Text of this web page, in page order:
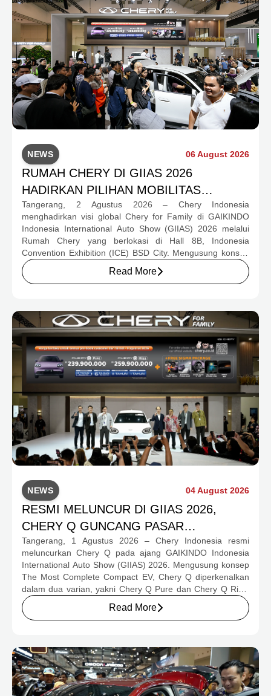
NEWS 06 August 2026
RUMAH CHERY DI GIIAS 2026
HADIRKAN PILIHAN MOBILITAS
LENGKAP DAN PROGRAM APRESIASI
KONSUMEN BERNILAI HAMPIR RP1
MILIAR
Tangerang, 2 Agustus 2026 – Chery Indonesia
menghadirkan visi global Chery for Family di GAIKINDO
Indonesia International Auto Show (GIIAS) 2026 melalui
Rumah Chery yang berlokasi di Hall 8B, Indonesia
Convention Exhibition (ICE) BSD City. Mengusung konsep
rumah yang hangat dan inklusif, Chery menghadirkan
pengalaman menyeluruh bagi keluarga Indonesia melalui
program apresiasi untuk konsumen.
Read More
NEWS 04 August 2026
RESMI MELUNCUR DI GIIAS 2026,
CHERY Q GUNCANG PASAR
OTOMOTIF MELALUI HARGA SPESIAL
MULAI RP239,9 JUTA
Tangerang, 1 Agustus 2026 – Chery Indonesia resmi
meluncurkan Chery Q pada ajang GAIKINDO Indonesia
International Auto Show (GIIAS) 2026. Mengusung konsep
The Most Complete Compact EV, Chery Q diperkenalkan
dalam dua varian, yakni Chery Q Pure dan Chery Q Rizz,
untuk mengakomodasi kebutuhan mobilitas serta
preferensi konsumen yang berbeda.
Read More